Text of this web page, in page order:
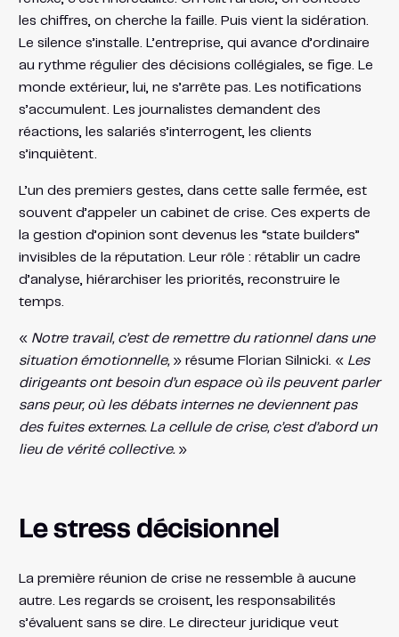
les chiffres, on cherche la faille. Puis vient la sidération.
Le silence s’installe. L’entreprise, qui avance d’ordinaire
au rythme régulier des décisions collégiales, se fige. Le
monde extérieur, lui, ne s’arrête pas. Les notifications
s’accumulent. Les journalistes demandent des
réactions, les salariés s’interrogent, les clients
s’inquiètent.
L’un des premiers gestes, dans cette salle fermée, est
souvent d’appeler un cabinet de crise. Ces experts de
la gestion d’opinion sont devenus les “state builders”
invisibles de la réputation. Leur rôle : rétablir un cadre
d’analyse, hiérarchiser les priorités, reconstruire le
temps.
« Notre travail, c’est de remettre du rationnel dans une
situation émotionnelle,» résume Florian Silnicki. « Les
dirigeants ont besoin d’un espace où ils peuvent parler
sans peur, où les débats internes ne deviennent pas
des fuites externes. La cellule de crise, c’est d’abord un
lieu de vérité collective.»
Le stress décisionnel
La première réunion de crise ne ressemble à aucune
autre. Les regards se croisent, les responsabilités
s’évaluent sans se dire. Le directeur juridique veut